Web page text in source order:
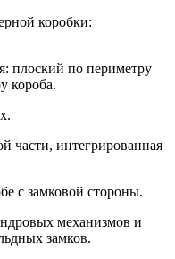
коробки:
плоский по периметру
короба.
части, интегрированная
с замковой стороны.
механизмов и
замков.